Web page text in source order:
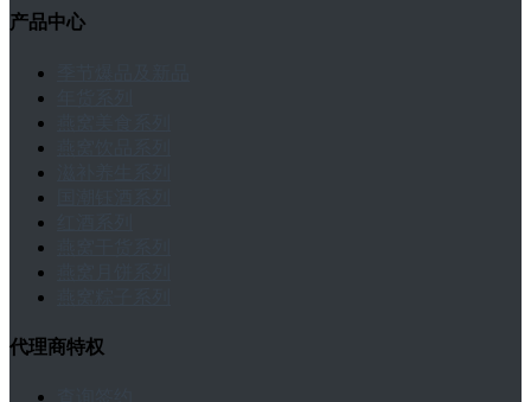
产品中心
代理商特权